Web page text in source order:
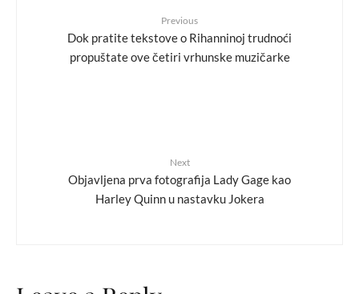
Previous
Dok pratite tekstove o Rihanninoj trudnoći
propuštate ove četiri vrhunske muzičarke
Next
Objavljena prva fotografija Lady Gage kao
Harley Quinn u nastavku Jokera